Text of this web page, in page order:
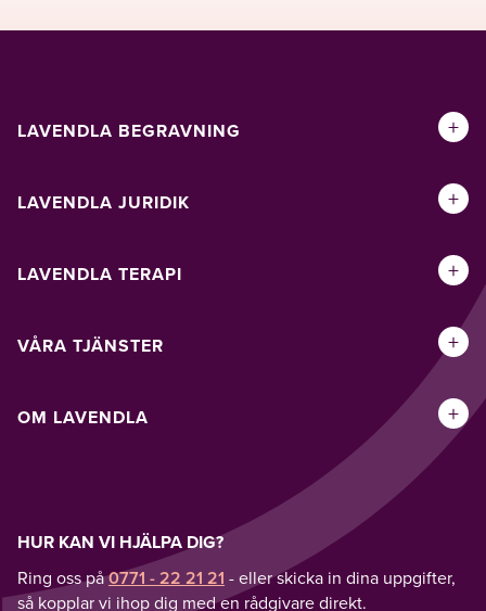
LAVENDLA BEGRAVNING +
LAVENDLA JURIDIK +
LAVENDLA TERAPI +
VÅRA TJÄNSTER +
OM LAVENDLA +
HUR KAN VI HJÄLPA DIG?
Ring oss på0771 - 22 21 21 - eller skicka in dina uppgifter,
så kopplar vi ihop dig med en rådgivare direkt.